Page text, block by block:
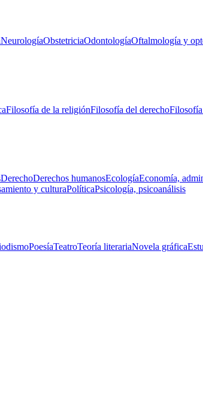
NeurologíaObstetriciaOdontologíaOftalmología y
Filosofía de la religiónFilosofía del derecho
DerechoDerechos humanosEcologíaEconomía,
y culturaPolíticaPsicología, psicoanálisis
PoesíaTeatroTeoría literariaNovela gráfica